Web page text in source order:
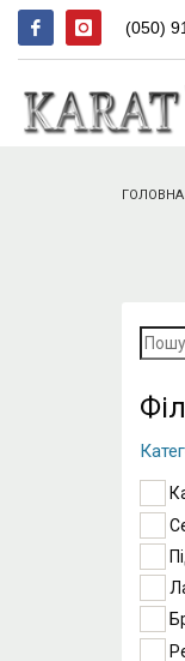
(050)
ГОЛОВНА
за